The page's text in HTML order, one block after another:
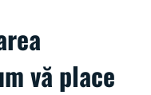
vă place